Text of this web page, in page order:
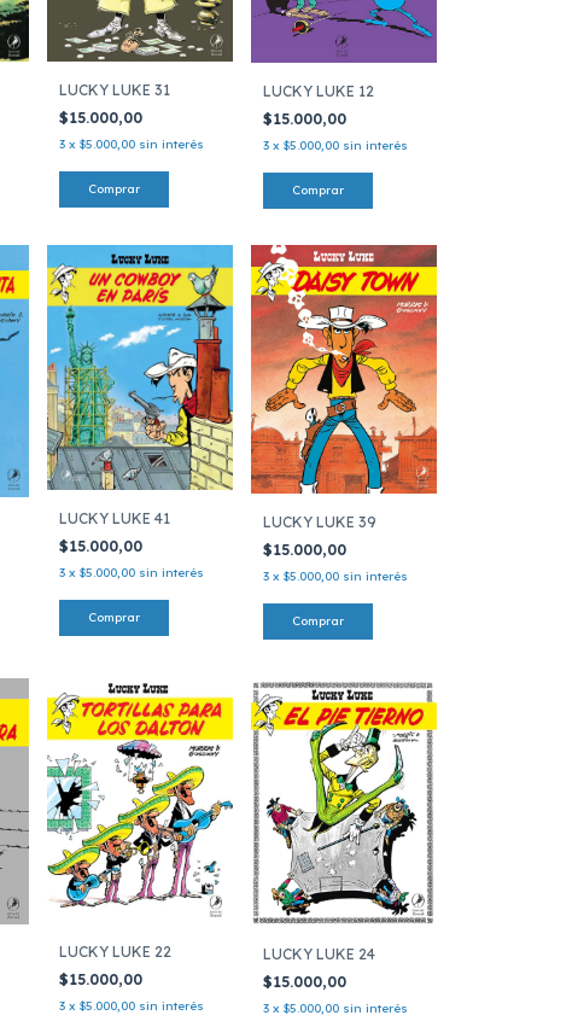
LUCKY LUKE 31
$15.000,00
3 x $5.000,00 sin interés
LUCKY LUKE 12
$15.000,00
3 x $5.000,00 sin interés
LUCKY LUKE 41
$15.000,00
3 x $5.000,00 sin interés
LUCKY LUKE 39
$15.000,00
3 x $5.000,00 sin interés
LUCKY LUKE 22
$15.000,00
3 x $5.000,00 sin interés
LUCKY LUKE 24
$15.000,00
3 x $5.000,00 sin interés